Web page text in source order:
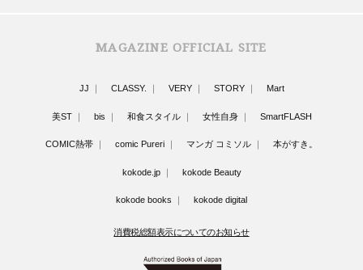
MAGAZINE OFFICIAL SITE
JJ CLASSY. VERY STORY Mart
美ST bis 和食スタイル 女性自身 SmartFLASH
COMIC熱帯 comic Pureri マンガ コミソル 本がすき。
kokode.jp kokode Beauty
kokode books kokode digital
消費税総額表示についてのお知らせ